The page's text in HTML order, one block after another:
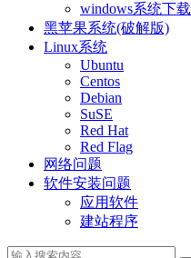
windows系统下载
黑苹果系统(破解版)
Linux系统
Ubuntu
Centos
Debian
SuSE
Red Hat
Red Flag
网络问题
软件安装问题
应用软件
建站程序